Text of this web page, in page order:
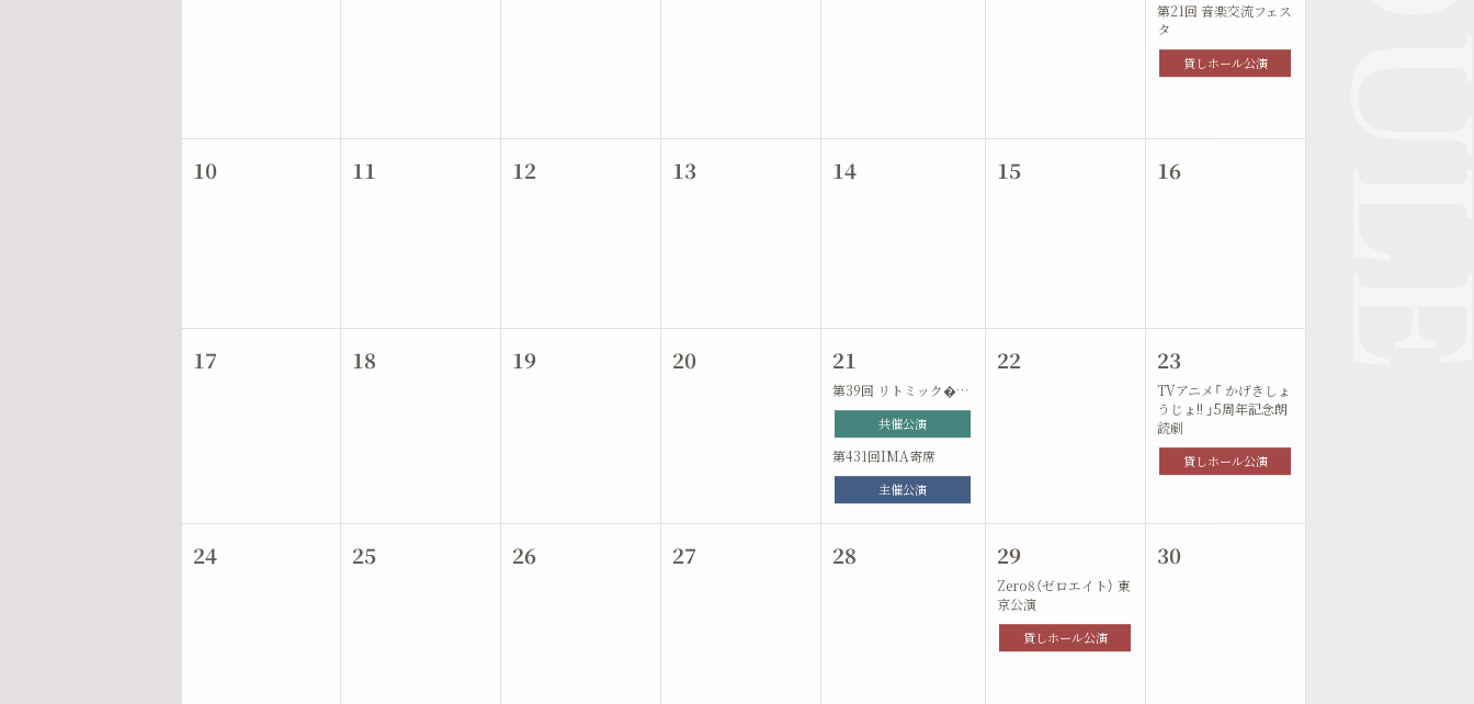
2027年4月
第21回 音楽交流フェス
タ
貸しホール公演
10 11 12 13 14 15 16
17 18 19 20 21
第39回 リトミック�…
共催公演
第431回IMA寄席
主催公演
22 23
TVアニメ「 かげきしょ
うじょ!! 」5周年記念朗
読劇
貸しホール公演
24 25 26 27 28 29
Zero8（ゼロエイト） 東
京公演
貸しホール公演
30